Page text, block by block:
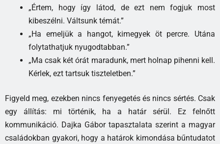
„Értem, hogy így látod, de ezt nem fogjuk most
kibeszélni. Váltsunk témát.”
„Ha emeljük a hangot, kimegyek öt percre. Utána
folytathatjuk nyugodtabban.”
„Ma csak két órát maradunk, mert holnap pihenni kell.
Kérlek, ezt tartsuk tiszteletben.”
Figyeld meg, ezekben nincs fenyegetés és nincs sértés. Csak
egy állítás: mi történik, ha a határ sérül. Ez felnőtt
kommunikáció. Dajka Gábor tapasztalata szerint a magyar
családokban gyakori, hogy a határok kimondása bűntudatot